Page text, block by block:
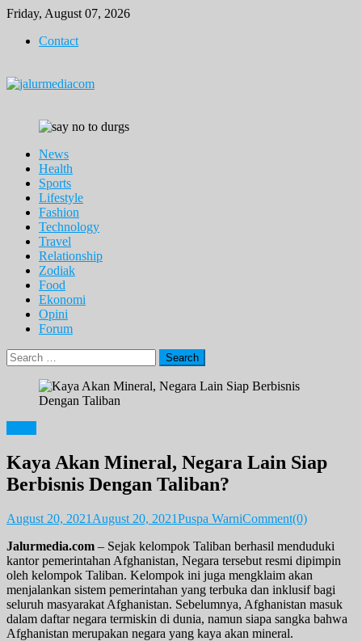
Skip
content
Friday, August 07, 2026
Contact
News
Health
Sports
Lifestyle
Fashion
Technology
Travel
Relationship
Zodiak
Food
Ekonomi
Opini
Forum
Search
for:
Kaya Akan Mineral, Negara Lain Siap
Berbisnis Dengan Taliban?
August 20, 2021 August 20, 2021Puspa WarniComment(0)
Jalurmedia.com – Sejak kelompok Taliban berhasil menduduki
kantor pemerintahan Afghanistan, Negara tersebut resmi dipimpin
oleh kelompok Taliban. Kelompok ini juga mengklaim akan
menjalankan sistem pemerintahan yang terbuka dan inklusif bagi
seluruh masyarakat Afghanistan. Sebelumnya, Afghanistan masuk
dalam daftar negara termiskin di dunia, namun siapa sangka bahwa
Afghanistan merupakan negara yang kaya akan mineral.